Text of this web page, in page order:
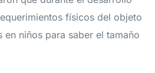
físicos del objeto
en niños para saber el tamaño